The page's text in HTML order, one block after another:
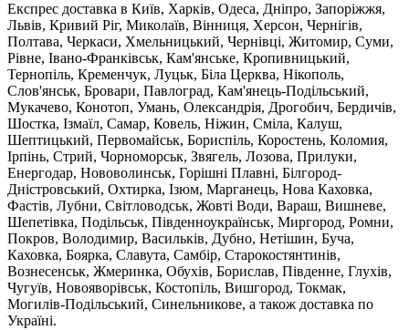
Експрес доставка в Київ, Харків, Одеса, Дніпро, Запоріжжя,
Львів, Кривий Ріг, Миколаїв, Вінниця, Херсон, Чернігів,
Полтава, Черкаси, Хмельницький, Чернівці, Житомир, Суми,
Рівне, Івано-Франківськ, Кам'янське, Кропивницький,
Тернопіль, Кременчук, Луцьк, Біла Церква, Нікополь,
Слов'янськ, Бровари, Павлоград, Кам'янець-Подільський,
Мукачево, Конотоп, Умань, Олександрія, Дрогобич, Бердичів,
Шостка, Ізмаїл, Самар, Ковель, Ніжин, Сміла, Калуш,
Шептицький, Первомайськ, Бориспіль, Коростень, Коломия,
Ірпінь, Стрий, Чорноморськ, Звягель, Лозова, Прилуки,
Енергодар, Нововолинськ, Горішні Плавні, Білгород-
Дністровський, Охтирка, Ізюм, Марганець, Нова Каховка,
Фастів, Лубни, Світловодськ, Жовті Води, Вараш, Вишневе,
Шепетівка, Подільськ, Південноукраїнськ, Миргород, Ромни,
Покров, Володимир, Васильків, Дубно, Нетішин, Буча,
Каховка, Боярка, Славута, Самбір, Старокостянтинів,
Вознесенськ, Жмеринка, Обухів, Борислав, Південне, Глухів,
Чугуїв, Новояворівськ, Костопіль, Вишгород, Токмак,
Могилів-Подільський, Синельникове, а також доставка по
Україні.